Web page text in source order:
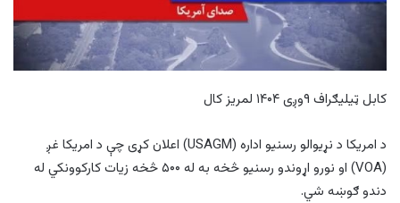
کابل ټیلیګراف ۹وږی ۱۴۰۴ لمریز کال
د امریکا د نړیوالو رسنیو اداره (USAGM) اعلان کړی چې د امریکا غږ
(VOA) او نورو اړوندو رسنیو څخه به له ۵۰۰ څخه زیات کارکوونکي له
دندو ګوښه شي.